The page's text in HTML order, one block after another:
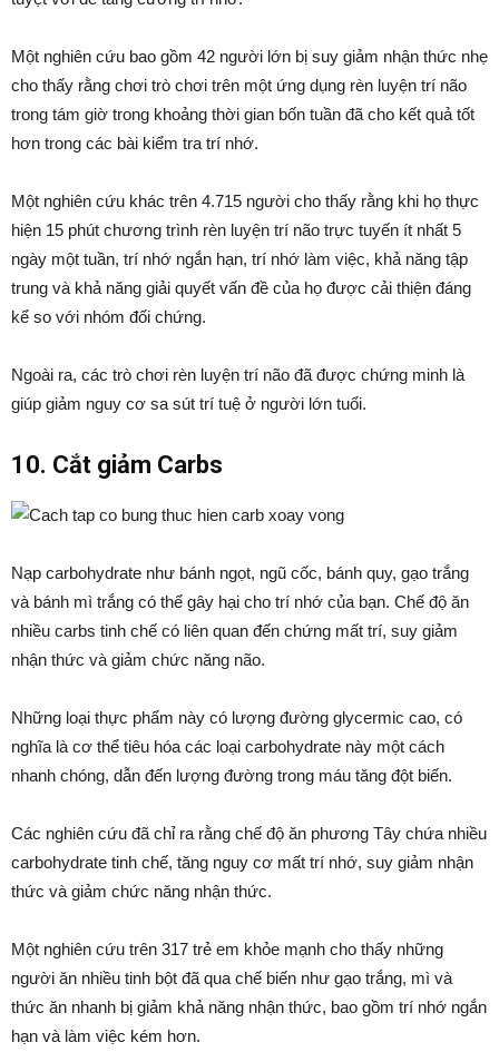
Một nghiên cứu bao gồm 42 người lớn bị suy giảm nhận thức nhẹ
cho thấy rằng chơi trò chơi trên một ứng dụng rèn luyện trí não
trong tám giờ trong khoảng thời gian bốn tuần đã cho kết quả tốt
hơn trong các bài kiểm tra trí nhớ.
Một nghiên cứu khác trên 4.715 người cho thấy rằng khi họ thực
hiện 15 phút chương trình rèn luyện trí não trực tuyến ít nhất 5
ngày một tuần, trí nhớ ngắn hạn, trí nhớ làm việc, khả năng tập
trung và khả năng giải quyết vấn đề của họ được cải thiện đáng
kể so với nhóm đối chứng.
Ngoài ra, các trò chơi rèn luyện trí não đã được chứng minh là
giúp giảm nguy cơ sa sút trí tuệ ở người lớn tuổi.
10. Cắt giảm Carbs
Nạp carbohydrate như bánh ngọt, ngũ cốc, bánh quy, gạo trắng
và bánh mì trắng có thể gây hại cho trí nhớ của bạn. Chế độ ăn
nhiều carbs tinh chế có liên quan đến chứng mất trí, suy giảm
nhận thức và giảm chức năng não.
Những loại thực phẩm này có lượng đường glycermic cao, có
nghĩa là cơ thể tiêu hóa các loại carbohydrate này một cách
nhanh chóng, dẫn đến lượng đường trong máu tăng đột biến.
Các nghiên cứu đã chỉ ra rằng chế độ ăn phương Tây chứa nhiều
carbohydrate tinh chế, tăng nguy cơ mất trí nhớ, suy giảm nhận
thức và giảm chức năng nhận thức.
Một nghiên cứu trên 317 trẻ em khỏe mạnh cho thấy những
người ăn nhiều tinh bột đã qua chế biến như gạo trắng, mì và
thức ăn nhanh bị giảm khả năng nhận thức, bao gồm trí nhớ ngắn
hạn và làm việc kém hơn.